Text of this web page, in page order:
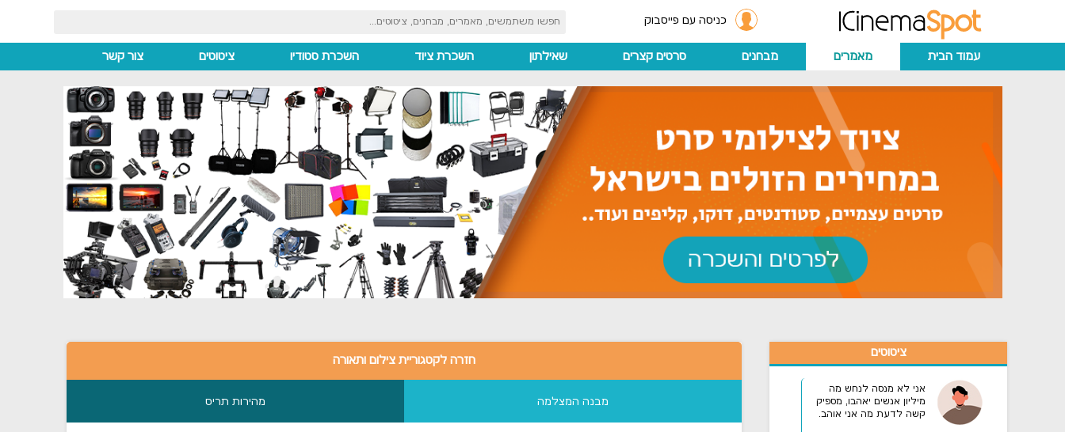
כניסה עם פייסבוק
עמוד הבית מאמרים מבחנים סרטים קצרים שאילתון השכרת ציוד השכרת סטודיו ציטוטים צור קשר
ציטוטים
אני לא מנסה לנחש מה
מיליון אנשים יאהבו, מספיק
קשה לדעת מה אני אוהב.
חזרה לקטגוריית צילום ותאורה
מבנה המצלמה מהירות תריס